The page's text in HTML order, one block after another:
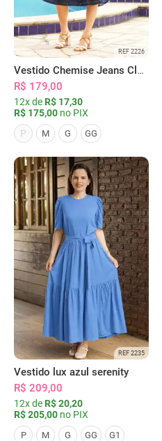
REF 2226
Vestido Chemise Jeans Clássica Serena
R$ 179,00
12x de R$ 17,30
R$ 175,00 no PIX
P
M G GG
REF 2235
Vestido lux azul serenity
R$ 209,00
12x de R$ 20,20
R$ 205,00 no PIX
P M G GG G1